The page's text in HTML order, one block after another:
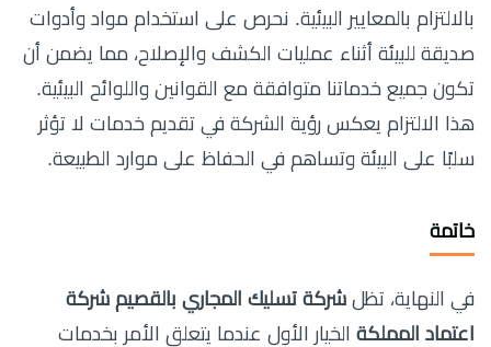
بالالتزام بالمعايير البيئية. نحرص على استخدام مواد وأدوات
صديقة للبيئة أثناء عمليات الكشف والإصلاح، مما يضمن أن
تكون جميع خدماتنا متوافقة مع القوانين واللوائح البيئية.
هذا الالتزام يعكس رؤية الشركة في تقديم خدمات لا تؤثر
سلبًا على البيئة وتساهم في الحفاظ على موارد الطبيعة.
خاتمة
في النهاية، تظل شركة تسليك المجاري بالقصيم شركة
اعتماد المملكة الخيار الأول عندما يتعلق الأمر بخدمات